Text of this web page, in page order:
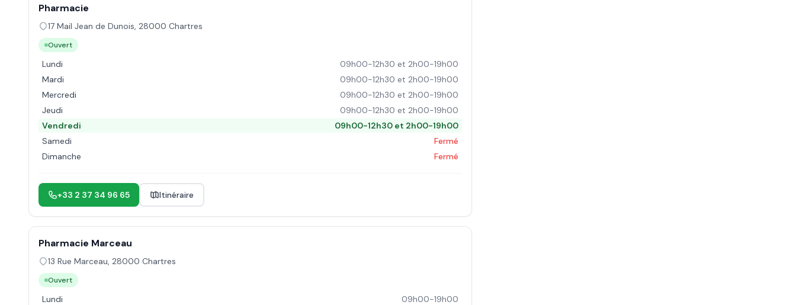
Pharmacie
17 Mail Jean de Dunois, 28000 Chartres
Ouvert
Lundi
09h00-12h30 et 2h00-19h00
Mardi
09h00-12h30 et 2h00-19h00
Mercredi
09h00-12h30 et 2h00-19h00
Jeudi
09h00-12h30 et 2h00-19h00
Vendredi
09h00-12h30 et 2h00-19h00
Samedi
Fermé
Dimanche
Fermé
+33 2 37 34 96 65 Itinéraire
Pharmacie Marceau
13 Rue Marceau, 28000 Chartres
Ouvert
Lundi
09h00-19h00